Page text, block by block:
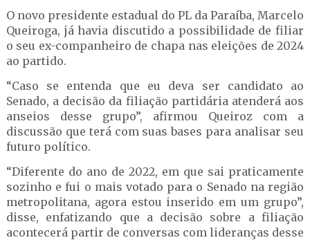
O novo presidente estadual do PL da Paraíba, Marcelo
Queiroga, já havia discutido a possibilidade de filiar
o seu ex-companheiro de chapa nas eleições de 2024
ao partido.
“Caso se entenda que eu deva ser candidato ao
Senado, a decisão da filiação partidária atenderá aos
anseios desse grupo”, afirmou Queiroz com a
discussão que terá com suas bases para analisar seu
futuro político.
“Diferente do ano de 2022, em que sai praticamente
sozinho e fui o mais votado para o Senado na região
metropolitana, agora estou inserido em um grupo”,
disse, enfatizando que a decisão sobre a filiação
acontecerá partir de conversas com lideranças desse